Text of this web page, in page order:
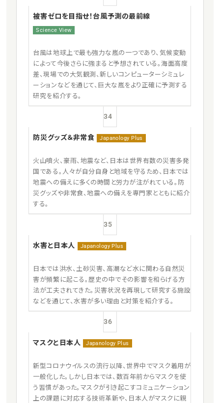
被害ゼロを目指せ！台風予測の最前線
Science View
台風は地球上で最も強力な嵐の一つであり、気候変動
によって今後さらに強まると予想されている。海面高度
差、現場での大気観測、新しいコンピューターシミュレ
ーションなどを通じて、巨大な嵐をより正確に予測する
研究を紹介する。
34
防災グッズ＆非常食 Japanology Plus
火山噴火、豪雨、地震など、日本は世界有数の災害多発
国である。人々が自分自身と地域を守るため、日本では
地震への備えに多くの時間と労力が注がれている。防
災グッズや非常食、地震への備えを専門家とともに紹介
する。
35
水害と日本人 Japanology Plus
日本では洪水、土砂災害、高潮など水に関わる自然災
害が頻繁に起こる。歴史の中でその影響を和らげる方
法が工夫されてきた。災害状況を再現して研究する施設
などを通じて、水害が多い理由と対策を紹介する。
36
マスクと日本人 Japanology Plus
新型コロナウイルスの流行以降、世界中でマスク着用が
一般化した。しかし日本では、数百年前からマスクを使
う習慣があった。マスクが引き起こすコミュニケーション
上の課題に対応する技術革新や、日本人がマスクに親